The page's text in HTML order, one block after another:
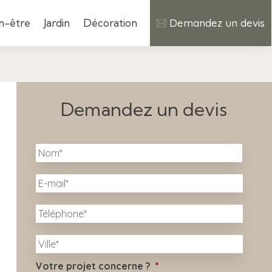
être Jardin Décoration Demandez un devis
Demandez un devis
N
o
m
*
Nom
E
-
a
i
l
*
T
é
é
p
h
V
Votre projet concerne ? *